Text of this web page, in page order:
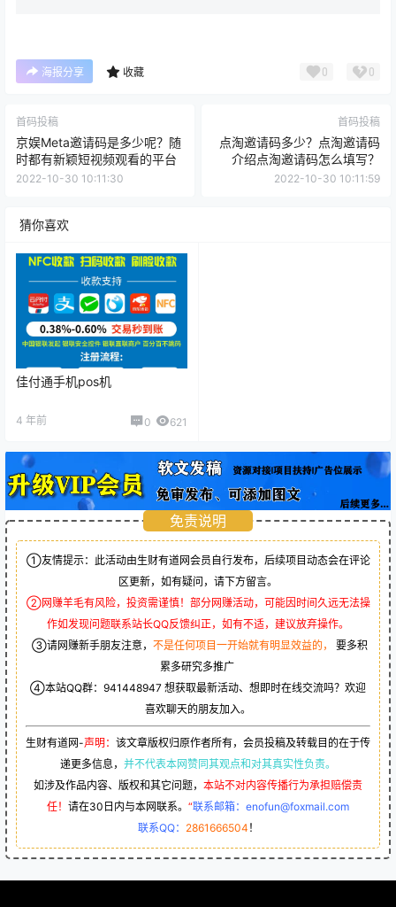
海报分享 收藏 0 0
首码投稿
京娱Meta邀请码是多少呢？随
时都有新颖短视频观看的平台
2022-10-30 10:11:30
首码投稿
点淘邀请码多少？点淘邀请码
介绍点淘邀请码怎么填写？
2022-10-30 10:11:59
猜你喜欢
佳付通手机pos机
4 年前 0 621
免责说明
①友情提示：此活动由生财有道网会员自行发布，后续项目动态会在评论
区更新，如有疑问，请下方留言。
②网赚羊毛有风险，投资需谨慎！部分网赚活动，可能因时间久远无法操
作如发现问题联系站长QQ反馈纠正，如有不适，建议放弃操作。
③请网赚新手朋友注意， 不是任何项目一开始就有明显效益的，
要多积
累多研究多推广
④本站QQ群： 941448947 想获取最新活动、想即时在线交流吗？欢迎
喜欢聊天的朋友加入。
生财有道网-声明： 该文章版权归原作者所有，会员投稿及转载目的在于传
递更多信息， 并不代表本网赞同其观点和对其真实性负责。
如涉及作品内容、版权和其它问题， 本站不对内容传播行为承担赔偿责
任！ 请在30日内与本网联系。 “联系邮箱：enofun@foxmail.com
联系QQ： 2861666504 ！